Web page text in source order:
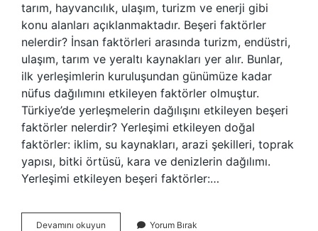
tarım, hayvancılık, ulaşım, turizm ve enerji gibi
konu alanları açıklanmaktadır. Beşeri faktörler
nelerdir? İnsan faktörleri arasında turizm, endüstri,
ulaşım, tarım ve yeraltı kaynakları yer alır. Bunlar,
ilk yerleşimlerin kuruluşundan günümüze kadar
nüfus dağılımını etkileyen faktörler olmuştur.
Türkiye’de yerleşmelerin dağılışını etkileyen beşeri
faktörler nelerdir? Yerleşimi etkileyen doğal
faktörler: iklim, su kaynakları, arazi şekilleri, toprak
yapısı, bitki örtüsü, kara ve denizlerin dağılımı.
Yerleşimi etkileyen beşeri faktörler:…
Devamını okuyun HayvancılıkYorum Bırak